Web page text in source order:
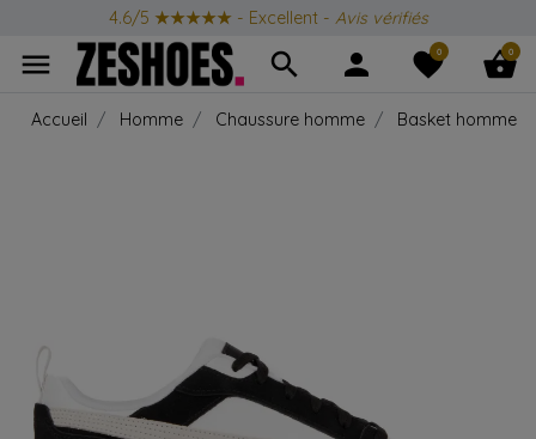
4.6/5 ★★★★★ - Excellent - Avis vérifiés
menu search person favorite
0 shopping_basket
0
Accueil Homme Chaussure homme Basket homme